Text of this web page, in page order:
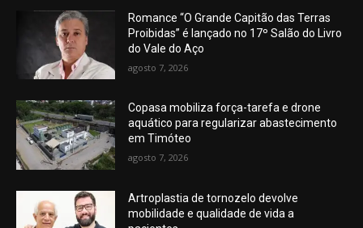
Romance “O Grande Capitão das Terras
Proibidas” é lançado no 17º Salão do Livro
do Vale do Aço
agosto 7, 2026
Copasa mobiliza força-tarefa e drone
aquático para regularizar abastecimento
em Timóteo
agosto 7, 2026
Artroplastia de tornozelo devolve
mobilidade e qualidade de vida a